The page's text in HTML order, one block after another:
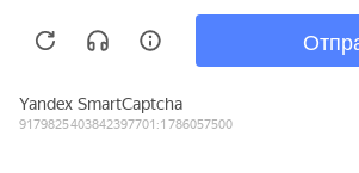
© bibinet.ru - система поиска
Copyright 2010-2026 Все права